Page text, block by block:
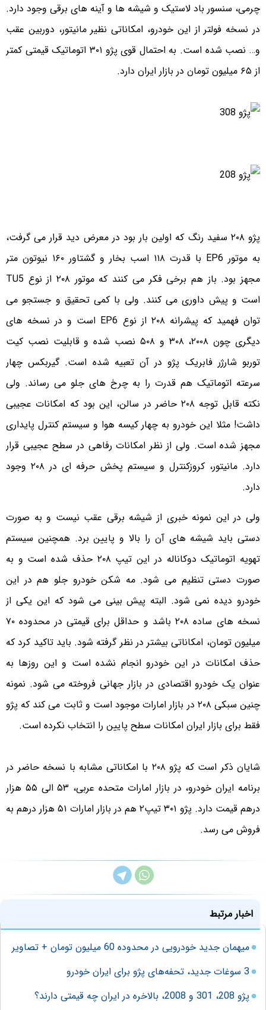
چرمی، سنسور باد لاستیک و شیشه ها و آینه های برقی وجود دارد.
در نسخه فولتر از این خودرو، امکاناتی نظیر مانیتور، دوربین عقب
و… نصب شده است. به احتمال قوی پژو ۳۰۱ اتوماتیک قیمتی کمتر
از ۶۵ میلیون تومان در بازار ایران دارد.
پژو ۲۰۸ سفید رنگ که اولین بار بود در معرض دید قرار می گرفت،
به موتور EP6 با قدرت ۱۱۸ اسب بخار و گشتاور ۱۶۰ نیوتون متر
مجهز بود. باز هم برخی فکر می کنند که موتور ۲۰۸ از نوع TU5
است و پیش داوری می کنند. ولی با کمی تحقیق و جستجو می
توان فهمید که پیشرانه ۲۰۸ از نوع EP6 است و در نسخه های
دیگری چون ۲۰۰۸، ۳۰۸ و ۵۰۸ نصب شده و قابلیت نصب کیت
توربو شارژر فابریک پژو در آن تعبیه شده است. گیربکس چهار
سرعته اتوماتیک هم قدرت را به چرخ های جلو می رساند. ولی
نکته قابل توجه ۲۰۸ حاضر در سالن، این بود که امکانات عجیبی
داشت! مثلا این خودرو به چهار کیسه هوا و سیستم کنترل پایداری
مجهز شده است. ولی از نظر امکانات رفاهی در سطح عجیبی قرار
دارد. مانیتور، کروزکنترل و سیستم پخش حرفه ای در ۲۰۸ وجود
دارد.
ولی در این نمونه خبری از شیشه برقی عقب نیست و به صورت
دستی باید شیشه های آن را بالا و پایین برد. همچنین سیستم
تهویه اتوماتیک دوکاناله در این تیپ ۲۰۸ حذف شده است و به
صورت دستی تنظیم می شود. مه شکن خودرو جلو هم در این
خودرو دیده نمی شود. البته پیش بینی می شود که این یکی از
نسخه های ساده ۲۰۸ باشد و حداقل برای قیمتی در محدوده ۷۰
میلیون تومان، امکاناتی بیشتر در نظر گرفته شود. باید تاکید کرد که
حذف امکانات در این خودرو انجام نشده است و این روزها به
عنوان یک خودرو اقتصادی در بازار جهانی فروخته می شود. نمونه
چنین سبکی ۲۰۸ در بازار امارات موجود است و ثابت می کند که پژو
فقط برای بازار ایران امکانات سطح پایین را انتخاب نکرده است.
شایان ذکر است که پژو ۲۰۸ با امکاناتی مشابه با نسخه حاضر در
برنامه ایران خودرو، در بازار امارات متحده عربی، ۵۳ الی ۵۵ هزار
درهم قیمت دارد. پژو ۳۰۱ تیپ۲ هم در بازار امارات ۵۱ هزار درهم به
فروش می رسد.
اخبار مرتبط
میهمان جدید خودرویی در محدوده 60 میلیون تومان + تصاویر
3 سوغات جدید، تحفه‌های پژو برای ایران خودرو
پژو 208، 301 و 2008، بالاخره در ایران چه قیمتی دارند؟